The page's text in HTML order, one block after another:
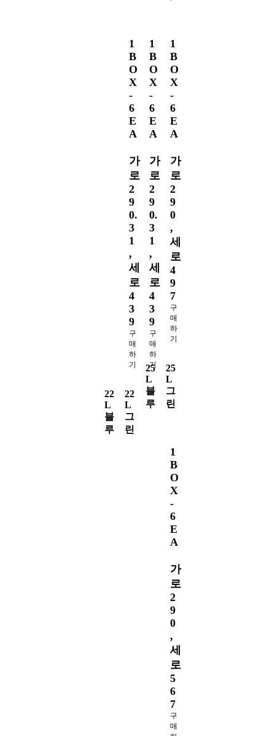
1
B
O
X
-
6
E
A
가
로
2
9
0.
3
1
,
세
로
4
3
9
구
매
하
기
22
L
블
루
1
B
O
X
-
6
E
A
가
로
2
9
0.
3
1
,
세
로
4
3
9
구
매
하
기
22
L
그
린
1
B
O
X
-
6
E
A
가
로
2
9
0
,
세
로
4
9
7
구
매
하
기
25
L
블
루
25
L
그
린
1
B
O
X
-
6
E
A
가
로
2
9
0
,
세
로
5
6
7
구
매